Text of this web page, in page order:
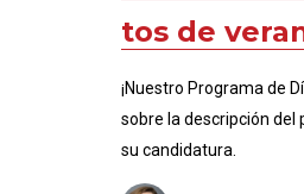
tos de
¡Nuestro Programa de
sobre la descripción
su candidatura.